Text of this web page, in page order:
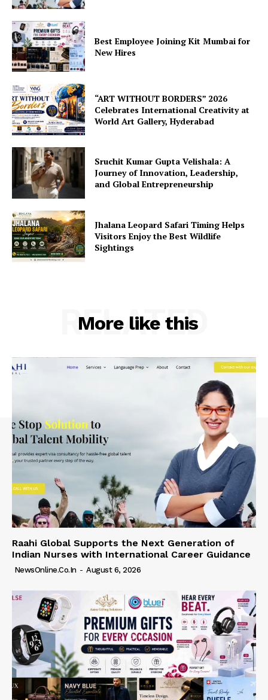
Best Employee Joining Kit Mumbai for
New Hires
“ART WITHOUT BORDERS” 2026
Celebrates International Creativity at
World Art Gallery, Hyderabad
Sruchit Kumar Gupta Velishala: A
Journey of Innovation, Leadership,
and Global Entrepreneurship
Jhalana Leopard Safari Timing Helps
Visitors Enjoy the Best Wildlife
Sightings
More like this
RELATED
Raahi Global Supports the Next Generation of
Indian Nurses with International Career Guidance
NewsOnline.co.in - August 6, 2026